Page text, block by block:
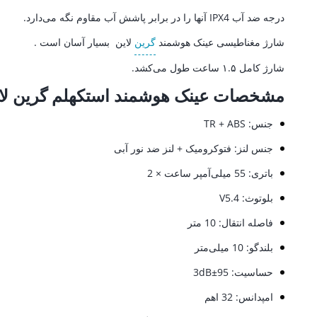
درجه ضد آب IPX4 آنها را در برابر پاشش آب مقاوم نگه می‌دارد.
شارژ مغناطیسی عینک هوشمندگرین لاین بسیار آسان است .
شارژ کامل ۱.۵ ساعت طول می‌کشد.
مشخصات عینک هوشمند استکهلم گرین
​جنس: TR + ABS
جنس لنز: فتوکرومیک + لنز ضد نور آبی
باتری: 55 میلی‌آمپر ساعت × 2
بلوتوث: V5.4
فاصله انتقال: 10 متر
بلندگو: 10 میلی‌متر
حساسیت: 95±3dB
امپدانس: 32 اهم